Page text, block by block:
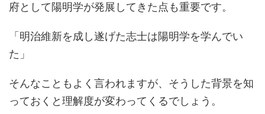
府として陽明学が発展してきた点も重要です。
「明治維新を成し遂げた志士は陽明学を学んでい
た」
そんなこともよく言われますが、そうした背景を知
っておくと理解度が変わってくるでしょう。